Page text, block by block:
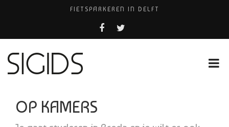
FIETSPARKEREN IN DELFT
FIETS KWIJT IN TILBURG?
USED PRODUCTS LEIDEN
OP KAMERS